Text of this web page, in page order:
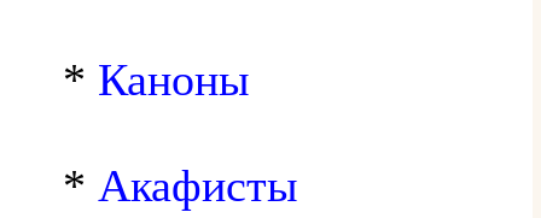
* Каноны
* Акафисты